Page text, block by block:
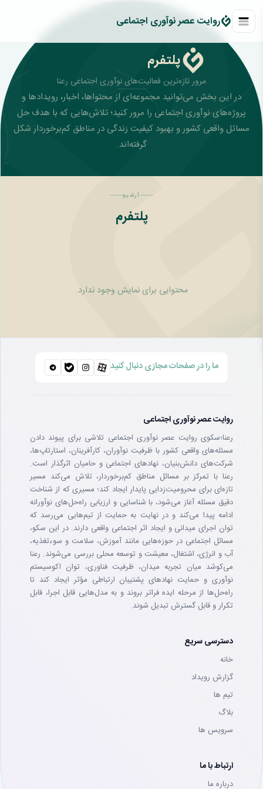
روايت عصر نوآوری اجتماعی
پلتفرم‌
مرور تازه‌ترین فعالیت‌های نوآوری اجتماعی رعنا
در این بخش می‌توانید مجموعه‌ای از محتواها، اخبار، رویدادها و
پروژه‌های نوآوری اجتماعی را مرور کنید؛ تلاش‌هایی که با هدف حل
مسائل واقعی کشور و بهبود کیفیت زندگی در مناطق کم‌برخوردار شکل
گرفته‌اند.
آرشیو
پلتفرم‌
محتوایی برای نمایش وجود ندارد.
ما را در صفحات مجازی دنبال کنید
روایت عصر نوآوری اجتماعی
رعنا؛سکوی روایت عصر نوآوری اجتماعی تلاشی برای پیوند دادن
مسئله‌های واقعی کشور با ظرفیت نوآوران، کارآفرینان، استارتاپ‌ها،
شرکت‌های دانش‌بنیان، نهادهای اجتماعی و حامیان اثرگذار است.
رعنا با تمرکز بر مسائل مناطق کم‌برخوردار، تلاش می‌کند مسیر
تازه‌ای برای محرومیت‌زدایی پایدار ایجاد کند؛ مسیری که از شناخت
دقیق مسئله آغاز می‌شود، با شناسایی و ارزیابی راه‌حل‌های نوآورانه
ادامه پیدا می‌کند و در نهایت به حمایت از تیم‌هایی می‌رسد که
توان اجرای میدانی و ایجاد اثر اجتماعی واقعی دارند. در این سکو،
مسائل اجتماعی در حوزه‌هایی مانند آموزش، سلامت و سوءتغذیه،
آب و انرژی، اشتغال، معیشت و توسعه محلی بررسی می‌شوند. رعنا
می‌کوشد میان تجربه میدان، ظرفیت فناوری، توان اکوسیستم
نوآوری و حمایت نهادهای پشتیبان ارتباطی مؤثر ایجاد کند تا
راه‌حل‌ها از مرحله ایده فراتر بروند و به مدل‌هایی قابل اجرا، قابل
تکرار و قابل گسترش تبدیل شوند.
دسترسی سریع
خانه
گزارش رویداد
تيم ها
بلاگ
سرويس ها
ارتباط با ما
درباره ما